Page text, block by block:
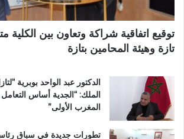
ث
ب
ح
ل
م
م
ت
توقيع اتفاقية شراكة وتعاون بين
تازة وهيئة المحامين بتازة
الدكتور عبد الواحد بوبرية
الملك: “الجدية أساس
المغرب الأولى”
تطورات جديدة في سباق